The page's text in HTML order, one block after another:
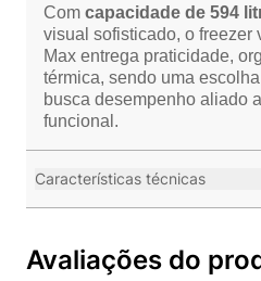
Com capacidade de 594
visual sofisticado, o freezer
Max entrega praticidade,
térmica, sendo uma
busca desempenho aliado
funcional.
Características técnicas
Avaliações do